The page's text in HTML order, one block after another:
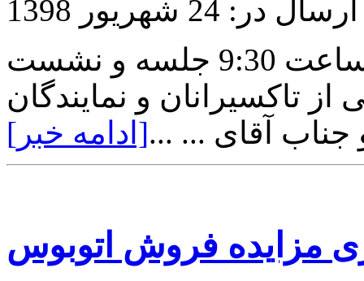
ارسال در: 24 شهریور 1398
در روز یکشنبه مورخ 98/06/24 ساعت 9:30 جلسه و نشست
تاکسیرانان و نمایندگان
جناب آقای ... ...[ادامه خبر]
مزایده فروش اتوبوس